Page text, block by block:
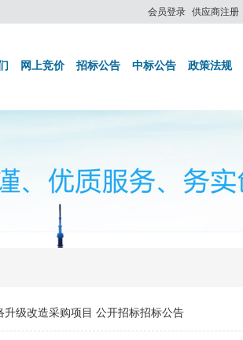
会员登录 供应商注册
网上竞价 招标公告 中标公告 政策法规
级改造采购项目 公开招标招标公告